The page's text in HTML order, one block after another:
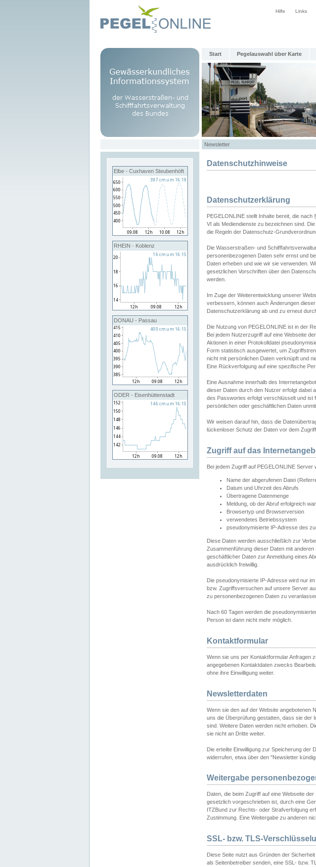
Hilfe Links
Start Pegelauswahl über Karte
Newsletter
Elbe - Cuxhaven Steubenhöft
RHEIN - Koblenz
DONAU - Passau
ODER - Eisenhüttenstadt
Datenschutzhinweise
Datenschutzerklärung
PEGELONLINE stellt Inhalte bereit, die
VI als Mediendienste zu bezeichnen sind.
die Regeln der Datenschutz-
Die Wasserstraßen- und
personenbezogenen Daten sehr ernst und
Daten erheben und wie wir sie verwenden.
gesetzlichen Vorschriften über den
werden.
Im Zuge der Weiterentwicklung unserer
verbessern, können auch Änderungen
Datenschutzerklärung ab und zu erneut
Die Nutzung von PEGELONLINE ist in der
Bei jedem Nutzerzugriff auf eine Webseite
Aktionen in einer Protokolldatei
Form statistisch ausgewertet, um
nicht mit persönlichen Daten verknüpft und
Eine Rückverfolgung auf eine spezifische
Eine Ausnahme innerhalb des
dieser Daten durch den Nutzer erfolgt dabei
des Passwortes erfolgt verschlüsselt und ist
persönlichen oder geschäftlichen Daten
Wir weisen darauf hin, dass die
lückenloser Schutz der Daten vor dem
Zugriff auf das
Bei jedem Zugriff auf PEGELONLINE
Name der abgerufenen Datei
Datum und Uhrzeit des Abrufs
Übertragene Datenmenge
Meldung, ob der Abruf erfolgreich war
Browsertyp und Browserversion
verwendetes Betriebssystem
pseudonymisierte IP-Adresse des
Diese Daten werden ausschließlich zur
Zusammenführung dieser Daten mit
geschäftlicher Daten zur Anmeldung eines
ausdrücklich freiwillig.
Die pseudonymisierte IP-Adresse wird nur
bzw. Zugriffsversuchen auf unsere Server
zu personenbezogenen Daten zu
Nach 60 Tagen werden die
Person ist dann nicht mehr möglich.
Kontaktformular
Wenn sie uns per Kontaktformular Anfragen
angegebenen Kontaktdaten zwecks
ohne ihre Einwilligung weiter.
Newsletterdaten
Wenn sie den auf der Website angebotenen
uns die Überprüfung gestatten, dass sie der
sind. Weitere Daten werden nicht erhoben.
sie nicht an Dritte weiter.
Die erteilte Einwilligung zur Speicherung
widerrufen, etwa über den "Newsletter
Weitergabe
Daten, die beim Zugriff auf eine Webseite
gesetzlich vorgeschrieben ist, durch eine
ITZBund zur Rechts- oder Strafverfolgung
Zustimmung. Eine Weitergabe zu anderen
SSL- bzw. TLS-
Diese Seite nutzt aus Gründen der
als Seitenbetreiber senden, eine SSL- bzw.